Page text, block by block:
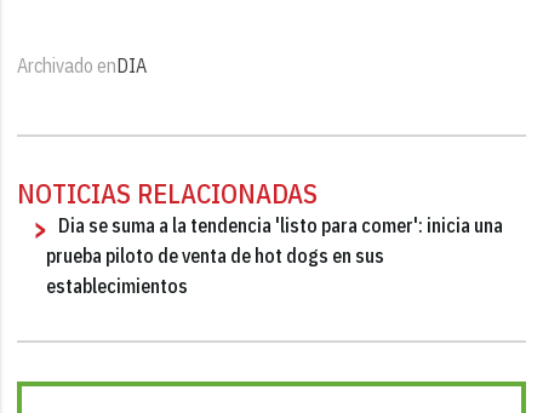
Archivado enDIA
NOTICIAS RELACIONADAS
Dia se suma a la tendencia 'listo para comer': inicia una
prueba piloto de venta de hot dogs en sus
establecimientos